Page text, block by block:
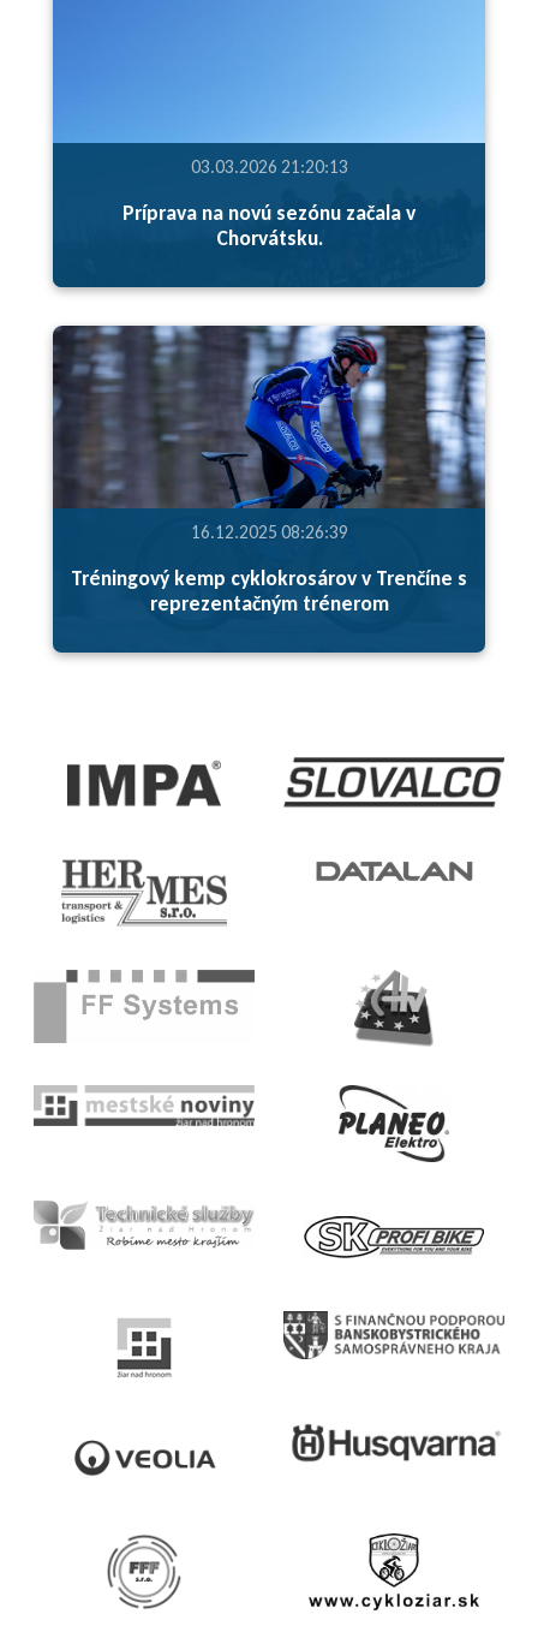
03.03.2026 21:20:13
Príprava na novú sezónu začala v
Chorvátsku.
16.12.2025 08:26:39
Tréningový kemp cyklokrosárov v Trenčíne s
reprezentačným trénerom